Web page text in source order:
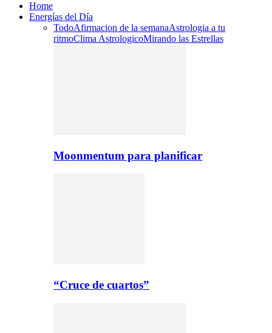
Home
Energías del Día
TodoAfirmacion de la semanaAstrologia a tu
ritmoClima AstrologicoMirando las Estrellas
Moonmentum para planificar
“Cruce de cuartos”